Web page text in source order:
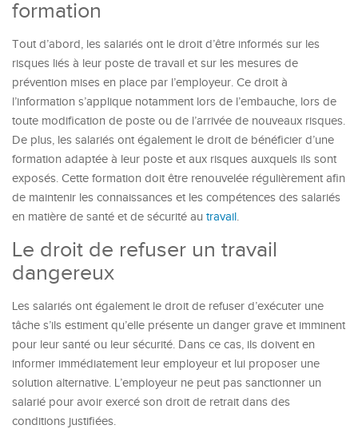
formation
Tout d’abord, les salariés ont le droit d’être informés sur les
risques liés à leur poste de travail et sur les mesures de
prévention mises en place par l’employeur. Ce droit à
l’information s’applique notamment lors de l’embauche, lors de
toute modification de poste ou de l’arrivée de nouveaux risques.
De plus, les salariés ont également le droit de bénéficier d’une
formation adaptée à leur poste et aux risques auxquels ils sont
exposés. Cette formation doit être renouvelée régulièrement afin
de maintenir les connaissances et les compétences des salariés
en matière de santé et de sécurité au travail.
Le droit de refuser un travail
dangereux
Les salariés ont également le droit de refuser d’exécuter une
tâche s’ils estiment qu’elle présente un danger grave et imminent
pour leur santé ou leur sécurité. Dans ce cas, ils doivent en
informer immédiatement leur employeur et lui proposer une
solution alternative. L’employeur ne peut pas sanctionner un
salarié pour avoir exercé son droit de retrait dans des
conditions justifiées.